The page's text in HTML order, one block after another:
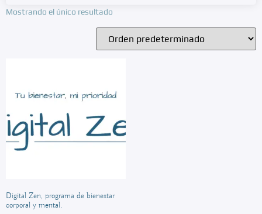
Mostrando el único resultado
Digital Zen, programa de bienestar
corporal y mental.